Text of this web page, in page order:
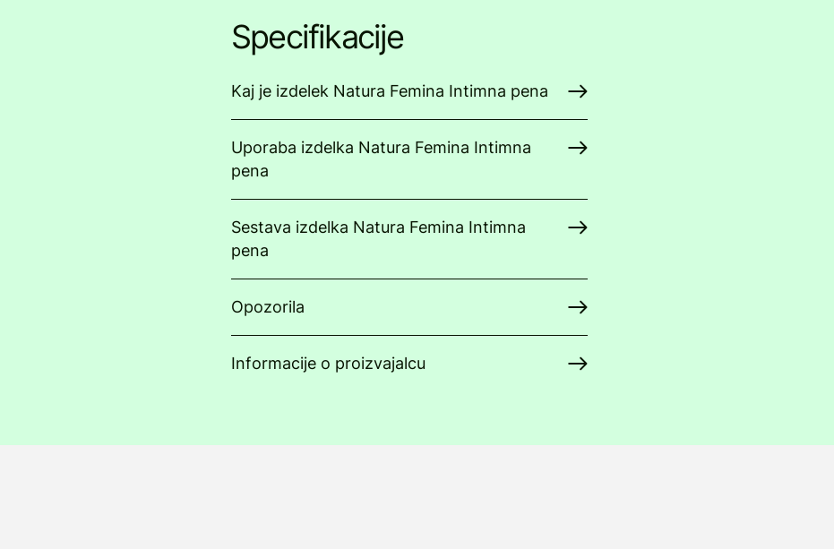
Specifikacije
Kaj je izdelek Natura Femina Intimna pena
Uporaba izdelka Natura Femina Intimna
pena
Sestava izdelka Natura Femina Intimna
pena
Opozorila
Informacije o proizvajalcu